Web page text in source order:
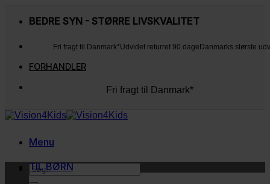
BEDRE SYN - STØRRE LIVSKVALITET
Fri fragt til Danmark*Udvidet returret 90 dage Danmarks største
FORHANDLER
Fri fragt til Danmark*
Menu
Søg
efter:
TIL BØRN